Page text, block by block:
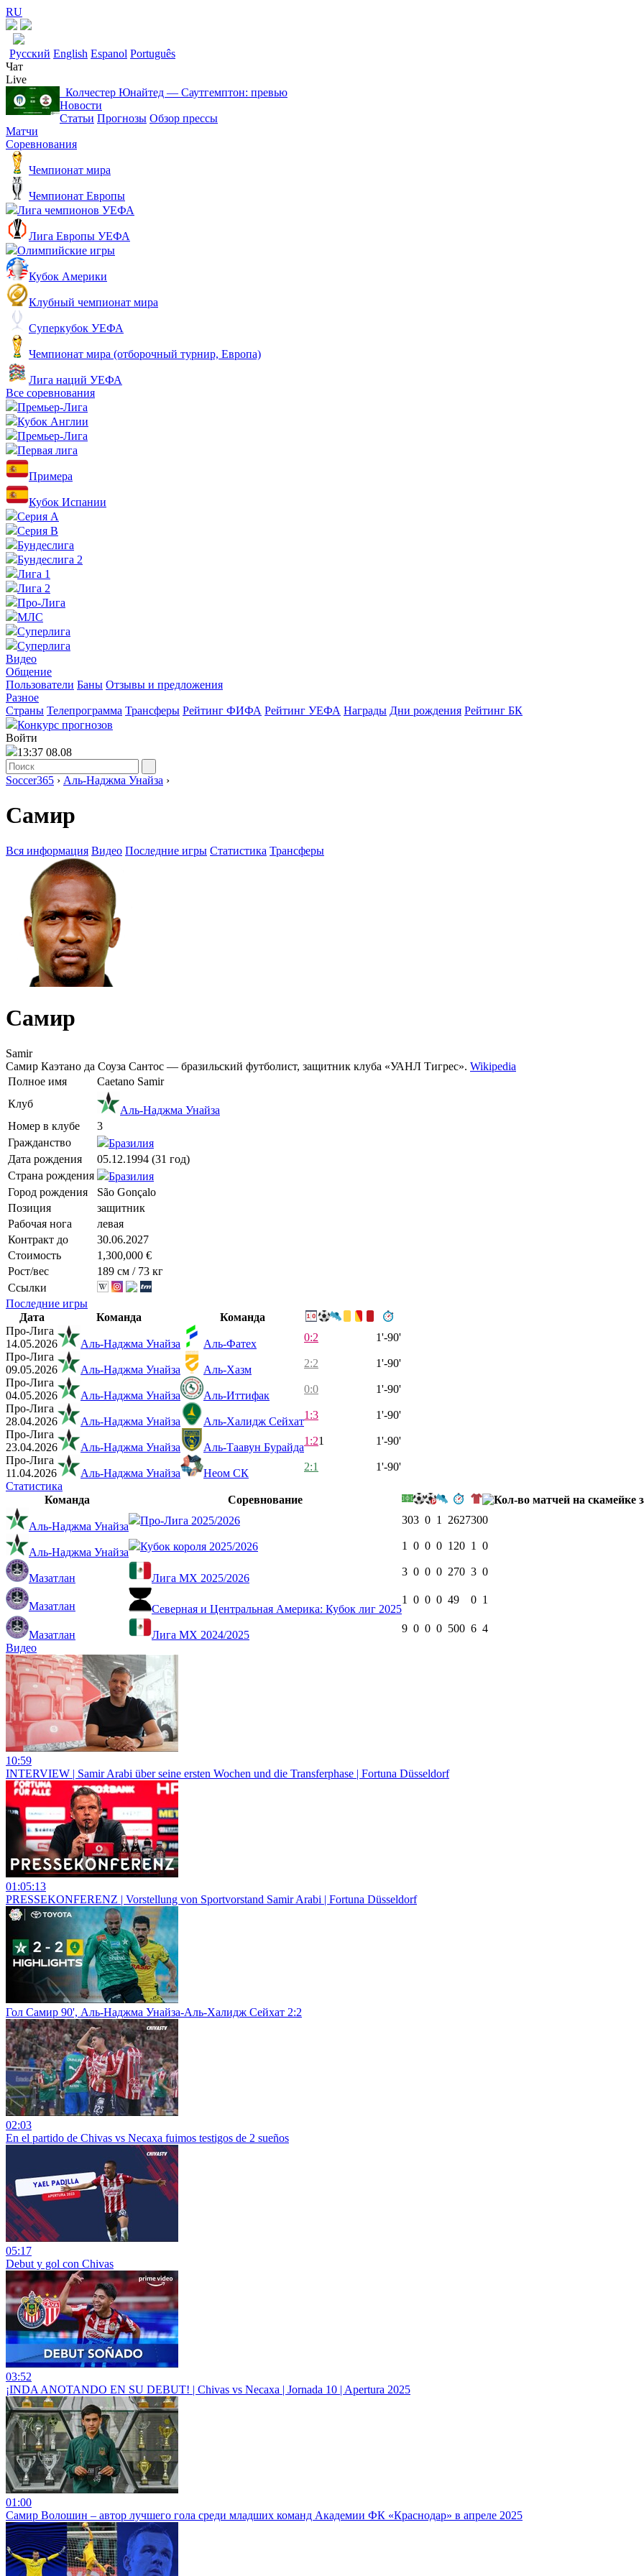
RU
Русский English Espanol Português
Чат
Live
Колчестер Юнайтед ― Саутгемптон: превью
Новости
Статьи Прогнозы Обзор прессы
Матчи
Соревнования
Чемпионат мира
Чемпионат Европы
Лига чемпионов УЕФА
Лига Европы УЕФА
Олимпийские игры
Кубок Америки
Клубный чемпионат мира
Суперкубок УЕФА
Чемпионат мира (отборочный турнир, Европа)
Лига наций УЕФА
Все соревнования
Премьер-Лига
Кубок Англии
Премьер-Лига
Первая лига
Примера
Кубок Испании
Серия А
Серия B
Бундеслига
Бундеслига 2
Лига 1
Лига 2
Про-Лига
МЛС
Суперлига
Суперлига
Видео
Общение
Пользователи Баны Отзывы и предложения
Разное
Страны Телепрограмма Трансферы Рейтинг ФИФА Рейтинг УЕФА Награды Дни рождения Рейтинг БК
Конкурс прогнозов
Войти
13:37 08.08
Soccer365 › Аль-Наджма Унайза ›
Самир
Вся информация Видео Последние игры Статистика Трансферы
Самир
Samir
Самир Каэтано да Соуза Сантос — бразильский футболист, защитник клуба «УАНЛ Тигрес». Wikipedia
Полное имя
Caetano Samir
Клуб
Аль-Наджма Унайза
Номер в клубе
3
Гражданство
Бразилия
Дата рождения
05.12.1994 (31 год)
Страна рождения
Бразилия
Город рождения
São Gonçalo
Позиция
защитник
Рабочая нога
левая
Контракт до
30.06.2027
Стоимость
1,300,000 €
Рост/вес
189 см / 73 кг
Ссылки
Последние игры
Дата
Команда
Команда
Про-Лига
14.05.2026
Аль-Наджма Унайза Аль-Фатех
0:2
1'-90'
Про-Лига
09.05.2026
Аль-Наджма Унайза Аль-Хазм
2:2
1'-90'
Про-Лига
04.05.2026
Аль-Наджма Унайза Аль-Иттифак
0:0
1'-90'
Про-Лига
28.04.2026
Аль-Наджма Унайза Аль-Халидж Сейхат
1:3
1'-90'
Про-Лига
23.04.2026
Аль-Наджма Унайза Аль-Таавун Бурайда
1:21
1'-90'
Про-Лига
11.04.2026
Аль-Наджма Унайза Неом СК
2:1
1'-90'
Статистика
Команда
Соревнование
Аль-Наджма Унайза Про-Лига 2025/2026 303 0 1 2627300
Аль-Наджма Унайза Кубок короля 2025/2026 1 0 0 0 120 1 0
Мазатлан Лига МХ 2025/2026
3 0 0 0 270 3 0
Мазатлан Северная и Центральная Америка: Кубок лиг 2025
1 0 0 0 49 0 1
Мазатлан Лига МХ 2024/2025
9 0 0 0 500 6 4
Видео
10:59
INTERVIEW | Samir Arabi über seine ersten Wochen und die Transferphase | Fortuna Düsseldorf
01:05:13
PRESSEKONFERENZ | Vorstellung von Sportvorstand Samir Arabi | Fortuna Düsseldorf
Гол Самир 90', Аль-Наджма Унайза-Аль-Халидж Сейхат 2:2
02:03
En el partido de Chivas vs Necaxa fuimos testigos de 2 sueños
05:17
Debut y gol con Chivas
03:52
¡INDA ANOTANDO EN SU DEBUT! | Chivas vs Necaxa | Jornada 10 | Apertura 2025
01:00
Самир Волошин – автор лучшего гола среди младших команд Академии ФК «Краснодар» в апреле 2025